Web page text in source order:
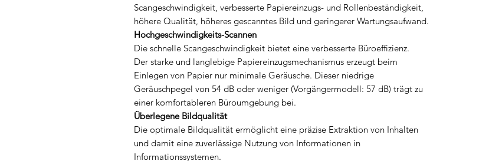
Scangeschwindigkeit, verbesserte Papiereinzugs- und Rollenbeständigkeit,
höhere Qualität, höheres gescanntes Bild und geringerer Wartungsaufwand.
Hochgeschwindigkeits-Scannen
Die schnelle Scangeschwindigkeit bietet eine verbesserte Büroeffizienz.
Der starke und langlebige Papiereinzugsmechanismus erzeugt beim
Einlegen von Papier nur minimale Geräusche. Dieser niedrige
Geräuschpegel von 54 dB oder weniger (Vorgängermodell: 57 dB) trägt zu
einer komfortableren Büroumgebung bei.
Überlegene Bildqualität
Die optimale Bildqualität ermöglicht eine präzise Extraktion von Inhalten
und damit eine zuverlässige Nutzung von Informationen in
Informationssystemen.